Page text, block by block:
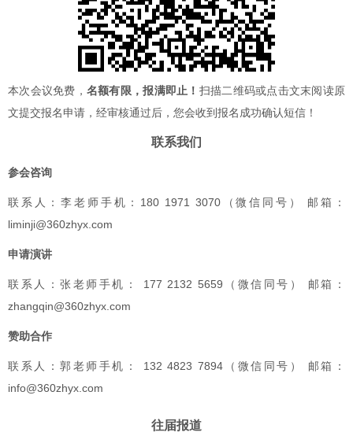
本次会议免费， 名额有限，报满即止！ 扫描二维码或点击文末阅读原
文提交报名申请，经审核通过后，您会收到报名成功确认短信！
联系我们
参会咨询
联系人：李老师手机：180 1971 3070（微信同号） 邮箱：
liminji@360zhyx.com
申请演讲
联系人：张老师手机： 177 2132 5659（微信同号） 邮箱：
zhangqin@360zhyx.com
赞助合作
联系人：郭老师手机： 132 4823 7894（微信同号） 邮箱：
info@360zhyx.com
往届报道